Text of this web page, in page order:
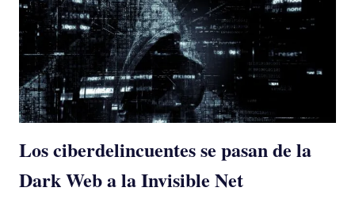
Los ciberdelincuentes se pasan de la
Dark Web a la Invisible Net